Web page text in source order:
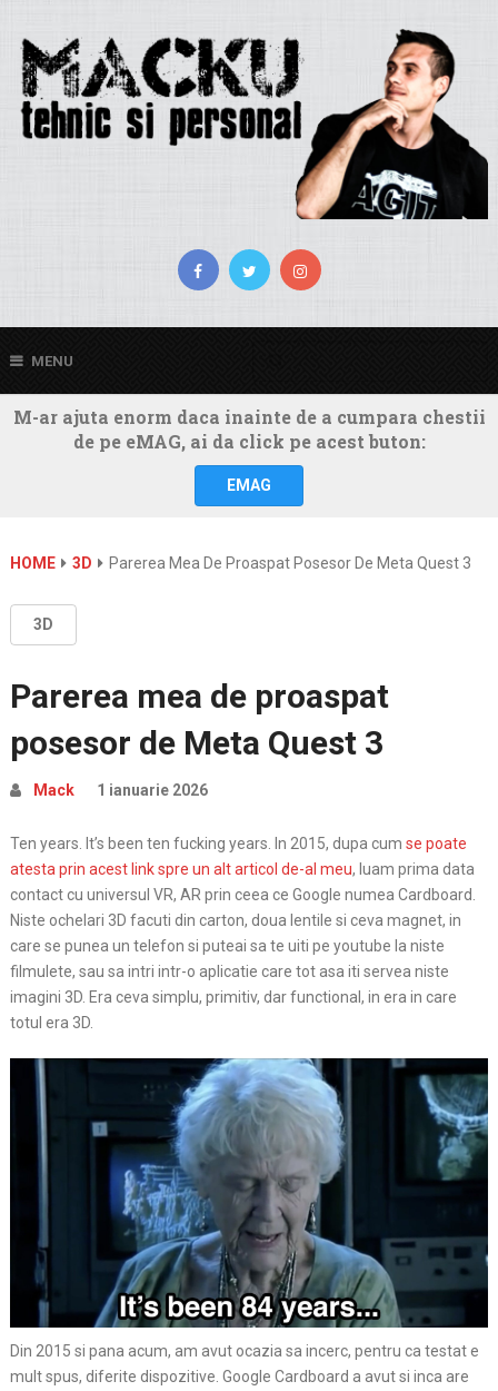
MENU
M-ar ajuta enorm daca inainte de a cumpara chestii
de pe eMAG, ai da click pe acest buton:
EMAG
HOME 3D Parerea Mea De Proaspat Posesor De Meta Quest 3
3D
Parerea mea de proaspat
posesor de Meta Quest 3
Mack 1 ianuarie 2026
Ten years. It’s been ten fucking years. In 2015, dupa cum se poate
atesta prin acest link spre un alt articol de-al meu, luam prima data
contact cu universul VR, AR prin ceea ce Google numea Cardboard.
Niste ochelari 3D facuti din carton, doua lentile si ceva magnet, in
care se punea un telefon si puteai sa te uiti pe youtube la niste
filmulete, sau sa intri intr-o aplicatie care tot asa iti servea niste
imagini 3D. Era ceva simplu, primitiv, dar functional, in era in care
totul era 3D.
Din 2015 si pana acum, am avut ocazia sa incerc, pentru ca testat e
mult spus, diferite dispozitive. Google Cardboard a avut si inca are